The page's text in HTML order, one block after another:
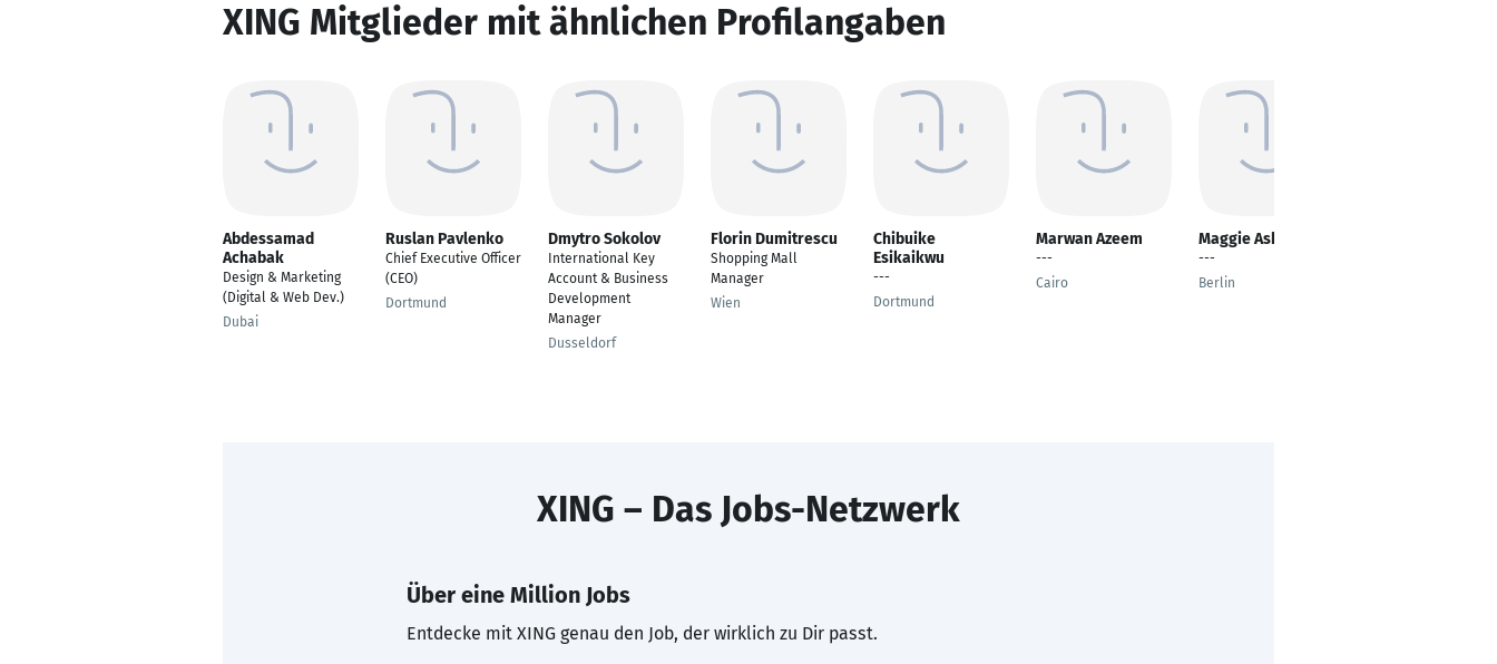
XING Mitglieder mit ähnlichen Profilangaben
Abdessamad
Achabak
Design & Marketing
(Digital & Web Dev.)
Dubai
Ruslan Pavlenko
Chief Executive Officer
(CEO)
Dortmund
Dmytro Sokolov
International Key
Account & Business
Development
Manager
Dusseldorf
Florin Dumitrescu
Shopping Mall
Manager
Wien
Chibuike
Esikaikwu
---
Dortmund
Marwan Azeem
---
Cairo
Maggie Asher
---
Berlin
XING – Das Jobs-Netzwerk
Über eine Million Jobs
Entdecke mit XING genau den Job, der wirklich zu Dir passt.